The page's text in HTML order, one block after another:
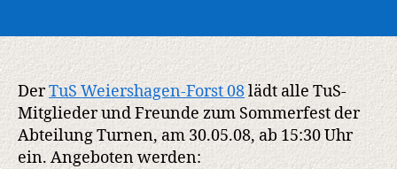
Forst
Sommerfest
der
Abteilung
Turnen
DerTuS Weiershagen-Forst 08lädt alle TuS-
Mitglieder und Freunde zum Sommerfest der
Abteilung Turnen, am 30.05.08, ab 15:30 Uhr
ein. Angeboten werden: